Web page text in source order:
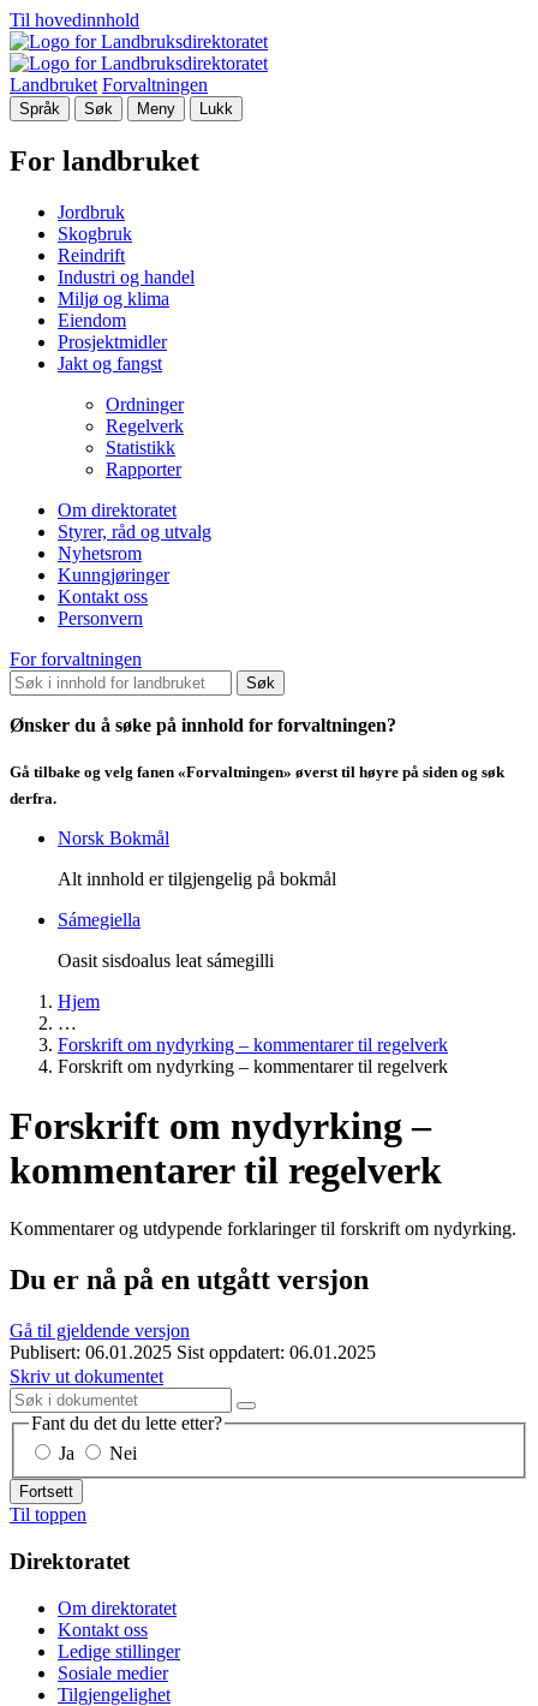
Til hovedinnhold
Landbruket Forvaltningen
Språk Søk Meny Lukk
For landbruket
Jordbruk
Skogbruk
Reindrift
Industri og handel
Miljø og klima
Eiendom
Prosjektmidler
Jakt og fangst
Ordninger
Regelverk
Statistikk
Rapporter
Om direktoratet
Styrer, råd og utvalg
Nyhetsrom
Kunngjøringer
Kontakt oss
Personvern
For forvaltningen
Søk
Ønsker du å søke på innhold for forvaltningen?
Gå tilbake og velg fanen «Forvaltningen» øverst til høyre på siden og søk
derfra.
Norsk Bokmål
Alt innhold er tilgjengelig på bokmål
Sámegiella
Oasit sisdoalus leat sámegilli
Hjem
…
Forskrift om nydyrking – kommentarer til regelverk
Forskrift om nydyrking – kommentarer til regelverk
Forskrift om nydyrking –
kommentarer til regelverk
Kommentarer og utdypende forklaringer til forskrift om nydyrking.
Du er nå på en utgått versjon
Gå til gjeldende versjon
Publisert: 06.01.2025 Sist oppdatert: 06.01.2025
Skriv ut dokumentet
Fant du det du lette etter?
Ja
Nei
Fortsett
Til toppen
Direktoratet
Om direktoratet
Kontakt oss
Ledige stillinger
Sosiale medier
Tilgjengelighet